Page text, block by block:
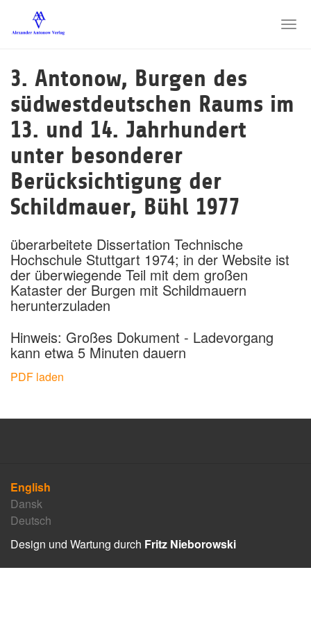
3. Antonow, Burgen des
südwestdeutschen Raums im
13. und 14. Jahrhundert
unter besonderer
Berücksichtigung der
Schildmauer, Bühl 1977
überarbeitete Dissertation Technische
Hochschule Stuttgart 1974; in der Website ist
der überwiegende Teil mit dem großen
Kataster der Burgen mit Schildmauern
herunterzuladen
Hinweis: Großes Dokument - Ladevorgang
kann etwa 5 Minuten dauern
PDF laden
English
Dansk
Deutsch
Design und Wartung durch Fritz Nieborowski